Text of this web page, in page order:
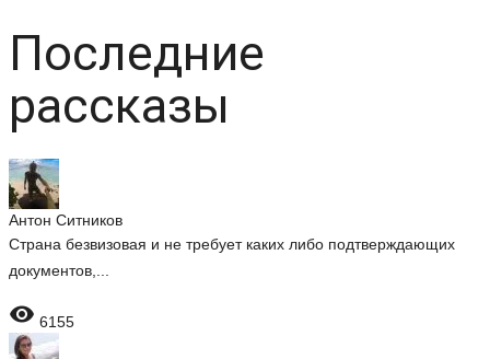
Последние
рассказы
Антон Ситников
Страна безвизовая и не требует каких либо подтверждающих
документов,...
 6155